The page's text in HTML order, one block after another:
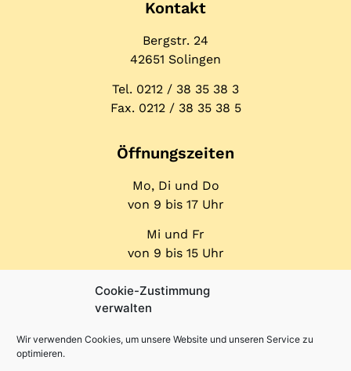
Cookie-Zustimmung
verwalten
Wir verwenden Cookies, um unsere Website und unseren Service zu
optimieren.
Kontakt
Bergstr. 24
42651 Solingen
Tel. 0212 / 38 35 38 3
Fax. 0212 / 38 35 38 5
Öffnungs­zeiten
Mo, Di und Do
von 9 bis 17 Uhr
Mi und Fr
von 9 bis 15 Uhr